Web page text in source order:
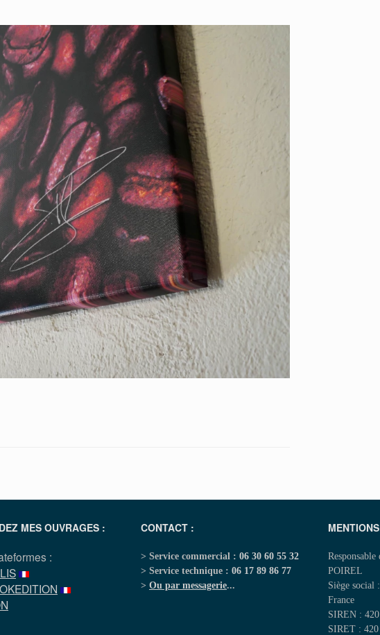
MES OUVRAGES :
:
CONTACT :
> Service commercial : 06 30 60 55 32
> Service technique : 06 17 89 86 77
> Ou par messagerie...
POIREL
Siège social
France
SIREN :
SIRET :